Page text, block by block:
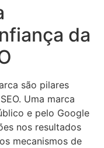
da
são pilares
Uma marca
e pelo Google
nos resultados
mecanismos de